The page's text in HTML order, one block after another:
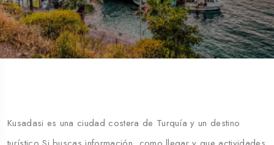
Kusadasi es una ciudad costera de Turquía y un destino